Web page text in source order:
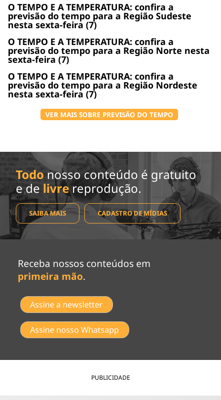
O TEMPO E A TEMPERATURA: confira a
previsão do tempo para a Região Sudeste
nesta sexta-feira (7)
O TEMPO E A TEMPERATURA: confira a
previsão do tempo para a Região Norte nesta
sexta-feira (7)
O TEMPO E A TEMPERATURA: confira a
previsão do tempo para a Região Nordeste
nesta sexta-feira (7)
VER MAIS SOBRE PREVISÃO DO TEMPO
Todo nosso conteúdo é gratuito
e de livrereprodução.
SAIBA MAIS CADASTRO DE MÍDIAS
Receba nossos conteúdos em
primeira mão.
Assine a newsletter
Assine nosso Whatsapp
PUBLICIDADE